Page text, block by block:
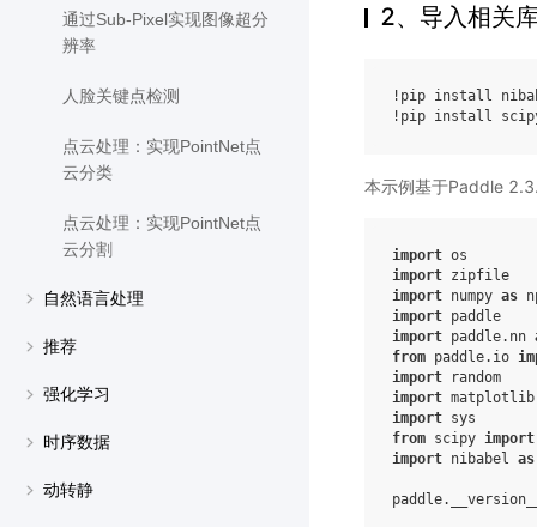
通过Sub-Pixel实现图像超分
辨率
人脸关键点检测
点云处理：实现PointNet点
云分类
点云处理：实现PointNet点
云分割
自然语言处理
推荐
强化学习
时序数据
动转静
2、导入相关
!pip install
本示例基于Paddle
import os
import zipfile
import numpy as
import paddle
import paddle.nn
from paddle.io
import
random
import
import sys
from scipy import
import nibabel as
paddle.